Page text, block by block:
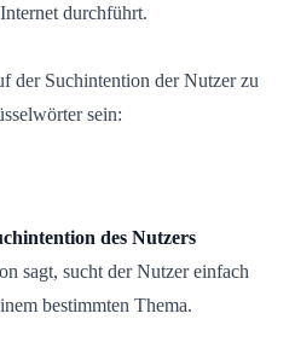
durchführt.
der Suchintention der Nutzer zu
sein:
des Nutzers
sagt, sucht der Nutzer einfach
bestimmten Thema.